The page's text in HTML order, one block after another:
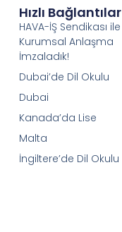
Hızlı Bağlantılar
HAVA-İŞ Sendikası ile
Kurumsal Anlaşma
İmzaladık!
Dubai’de Dil Okulu
Dubai
Kanada’da Lise
Malta
İngiltere’de Dil Okulu